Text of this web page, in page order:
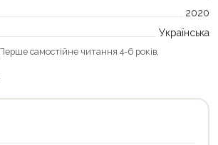
2020
Українська
Перше самостійне читання 4-6 років,